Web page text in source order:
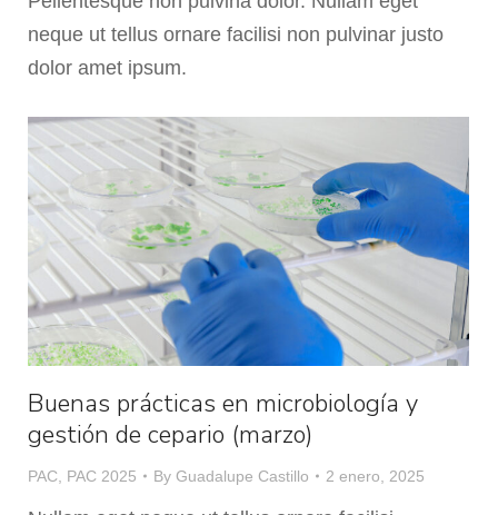
neque ut tellus ornare facilisi non pulvinar justo
dolor amet ipsum.
Buenas prácticas en microbiología y
gestión de cepario (marzo)
PAC PAC 2025 By Guadalupe Castillo 2 enero, 2025